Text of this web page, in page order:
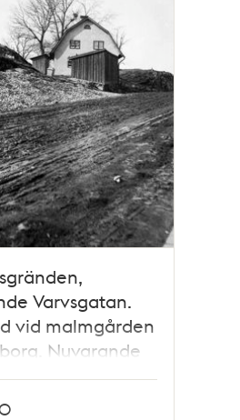
Varvsgatan.
vid malmgården
Nuvarande
Grindvakten.